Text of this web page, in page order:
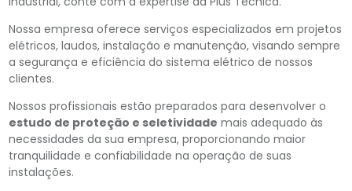
Nossa empresa oferece serviços especializados em projetos
elétricos, laudos, instalação e manutenção, visando sempre
a segurança e eficiência do sistema elétrico de nossos
clientes.
Nossos profissionais estão preparados para desenvolver o
estudo de proteção e seletividade mais adequado às
necessidades da sua empresa, proporcionando maior
tranquilidade e confiabilidade na operação de suas
instalações.